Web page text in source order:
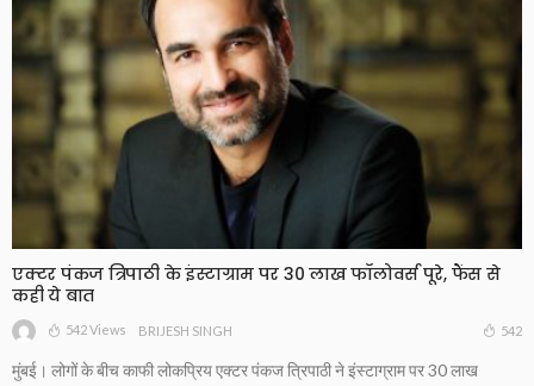
एक्टर पंकज त्रिपाठी के इंस्टाग्राम पर 30 लाख फॉलोवर्स पूरे, फैंस से
कही ये बात
542 Views BRIJESH SINGH 542
मुंबई। लोगों के बीच काफी लोकप्रिय एक्टर पंकज त्रिपाठी ने इंस्टाग्राम पर 30 लाख